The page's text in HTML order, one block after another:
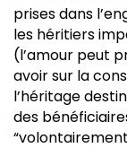
prises dans
les héritiers
(l’amour peut
avoir sur la
l’héritage
des